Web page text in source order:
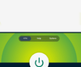
ExpressVPN voor
ExpressVPN voor